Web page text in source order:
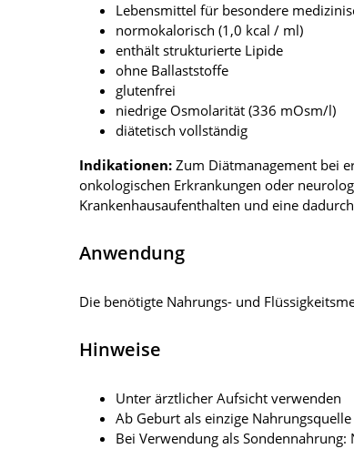
Lebensmittel für besondere
normokalorisch (1,0 kcal / ml)
enthält strukturierte Lipide
ohne Ballaststoffe
glutenfrei
niedrige Osmolarität (336 mOsm/l)
diätetisch vollständig
Indikationen: Zum Diätmanagement bei
onkologischen Erkrankungen oder
Krankenhausaufenthalten und eine
Anwendung
Die benötigte Nahrungs- und
Hinweise
Unter ärztlicher Aufsicht verwenden
Ab Geburt als einzige
Bei Verwendung als